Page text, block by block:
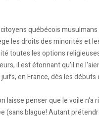
québécois
les droits des minorités et
toutes les options
il est étonnant qu'il ne
en France, dès les débuts
laisse penser que le voile
blague! Autant